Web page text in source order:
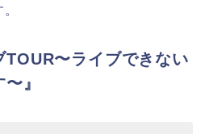
TOUR〜ライブできない
』